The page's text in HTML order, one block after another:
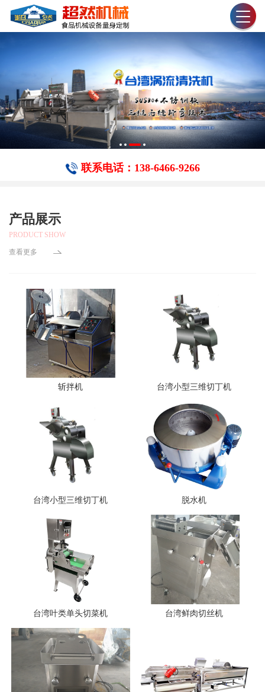
联系电话：138-6466-​9266
产品展示
PRODUCT SHOW
查看更多
斩拌机 台湾小型三维切丁机
台湾小型三维切丁机 脱水机
台湾叶类单头切菜机 台湾鲜肉切丝机